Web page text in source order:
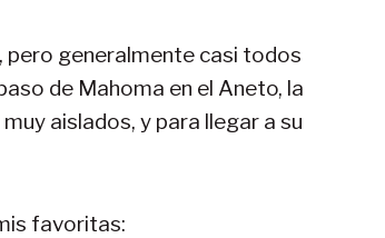
pero generalmente casi todos
de Mahoma en el Aneto, la
aislados, y para llegar a su
favoritas: